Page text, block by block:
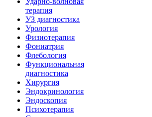
терапия
УЗ диагностика
Урология
Физиотерапия
Фониатрия
Флебология
Функциональная
диагностика
Хирургия
Эндокринология
Эндоскопия
Психотерапия